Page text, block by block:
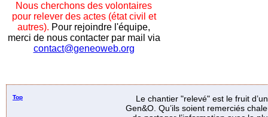
Nous cherchons des volontaires
pour relever des actes (état civil et
autres). Pour rejoindre l'équipe,
merci de nous contacter par mail via
contact@geneoweb.org
Top
Le chantier "relevé" est le fruit
Gen&O. Qu’ils soient remerciés